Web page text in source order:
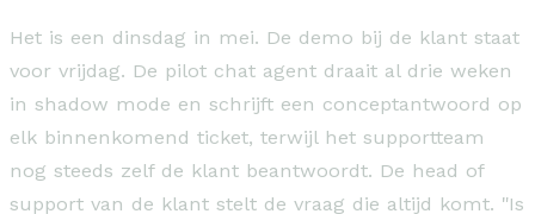
Het is een dinsdag in mei. De demo bij de klant staat
voor vrijdag. De pilot chat agent draait al drie weken
in shadow mode en schrijft een conceptantwoord op
elk binnenkomend ticket, terwijl het supportteam
nog steeds zelf de klant beantwoordt. De head of
support van de klant stelt de vraag die altijd komt. "Is